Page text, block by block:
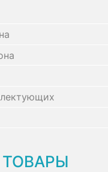
ТОВАРЫ